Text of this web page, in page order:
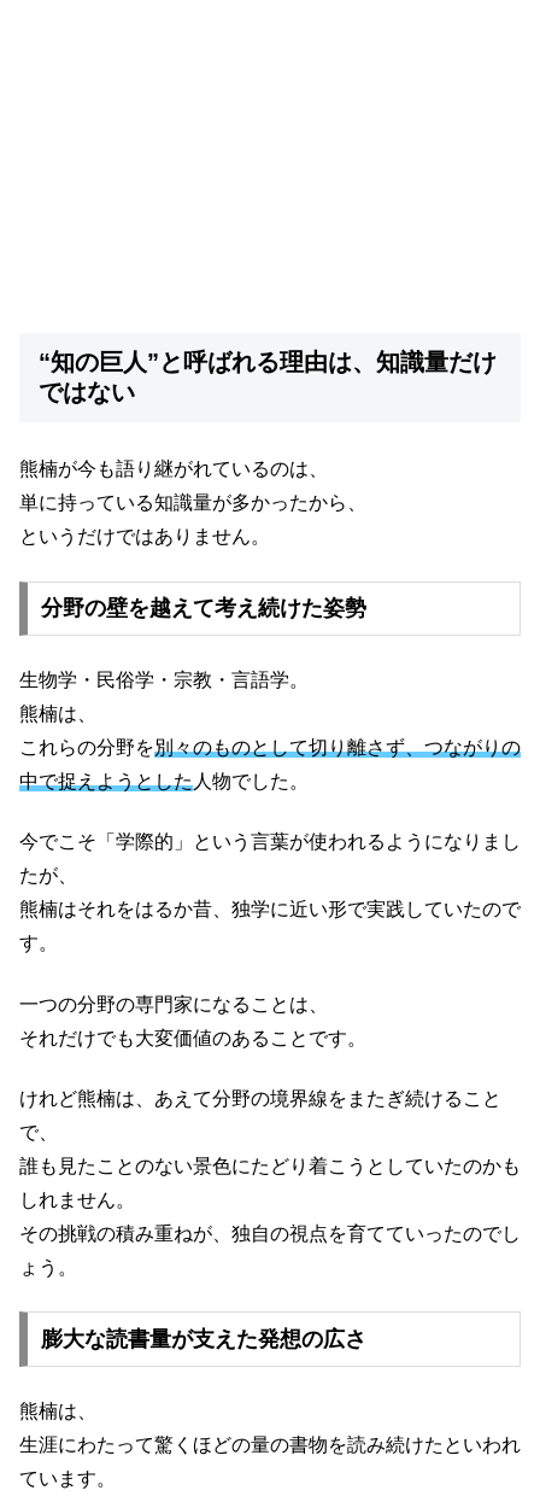
“知の巨人”と呼ばれる理由は、知識量だけ
ではない
熊楠が今も語り継がれているのは、
単に持っている知識量が多かったから、
というだけではありません。
分野の壁を越えて考え続けた姿勢
生物学・民俗学・宗教・言語学。
熊楠は、
これらの分野を別々のものとして切り離さず、つながりの
中で捉えようとした人物でした。
今でこそ「学際的」という言葉が使われるようになりまし
たが、
熊楠はそれをはるか昔、独学に近い形で実践していたので
す。
一つの分野の専門家になることは、
それだけでも大変価値のあることです。
けれど熊楠は、あえて分野の境界線をまたぎ続けること
で、
誰も見たことのない景色にたどり着こうとしていたのかも
しれません。
その挑戦の積み重ねが、独自の視点を育てていったのでし
ょう。
膨大な読書量が支えた発想の広さ
熊楠は、
生涯にわたって驚くほどの量の書物を読み続けたといわれ
ています。